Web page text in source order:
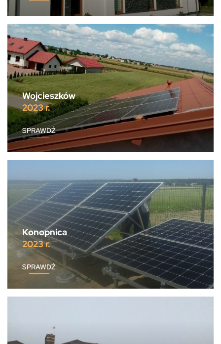
Wojcieszków
2023 r.
SPRAWDŹ
Konopnica
2023 r.
SPRAWDŹ